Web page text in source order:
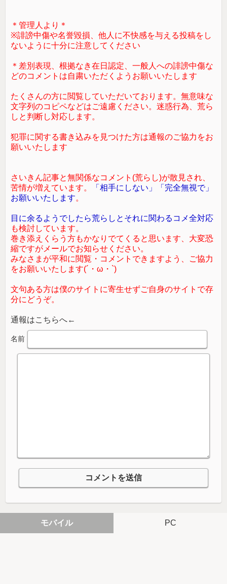
＊管理人より＊
※誹謗中傷や名誉毀損、他人に不快感を与える投稿をし
ないように十分に注意してください
＊差別表現、根拠なき在日認定、一般人への誹謗中傷な
どのコメントは自粛いただくようお願いいたします
たくさんの方に閲覧していただいております。無意味な
文字列のコピペなどはご遠慮ください。迷惑行為、荒ら
しと判断し対応します。
犯罪に関する書き込みを見つけた方は通報のご協力をお
願いいたします
さいきん記事と無関係なコメント(荒らし)が散見され、
苦情が増えています。
「相手にしない」「完全無視で」
お願いいたします。
目に余るようでしたら荒らしとそれに関わるコメ全対応
も検討しています。
巻き添えくらう方もかなりでてくると思います、大変恐
縮ですがメールでお知らせください。
みなさまが平和に閲覧・コメントできますよう、ご協力
をお願いいたします(´・ω・`)
文句ある方は僕のサイトに寄生せずご自身のサイトで存
分にどうぞ。
通報はこちらへ←
名前
モバイル PC